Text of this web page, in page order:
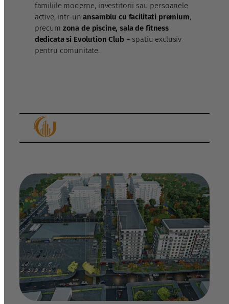
familiile moderne, investitorii sau persoanele
active, intr-unansamblu cu facilitati premium,
precum zona de piscine, sala de fitness
dedicata si Evolution Club– spatiu exclusiv
pentru comunitate.